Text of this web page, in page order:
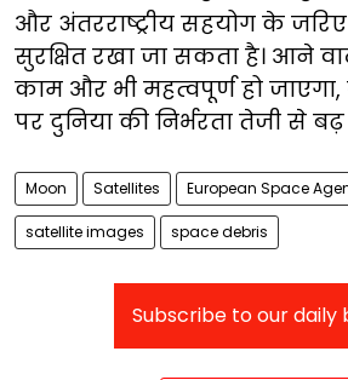
और अंतरराष्ट्रीय सहयोग के जरिए
सुरक्षित रखा जा सकता है। आने
काम और भी महत्वपूर्ण हो जाएगा,
पर दुनिया की निर्भरता तेजी से बढ़
Moon Satellites European Space
satellite images space debris
Subscribe to our daily